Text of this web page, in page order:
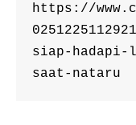
https://
siap-hadapi-
saat-nataru